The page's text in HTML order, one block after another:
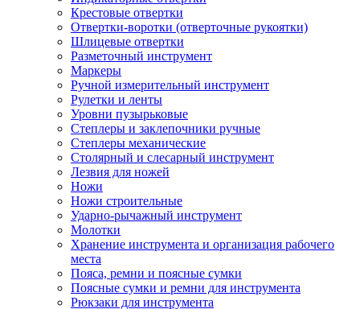
Крестовые отвертки
Отвертки-воротки (отверточные рукоятки)
Шлицевые отвертки
Разметочный инструмент
Маркеры
Ручной измерительный инструмент
Рулетки и ленты
Уровни пузырьковые
Степлеры и заклепочники ручные
Степлеры механические
Столярный и слесарный инструмент
Лезвия для ножей
Ножи
Ножи строительные
Ударно-рычажный инструмент
Молотки
Хранение инструмента и организация рабочего
места
Пояса, ремни и поясные сумки
Поясные сумки и ремни для инструмента
Рюкзаки для инструмента